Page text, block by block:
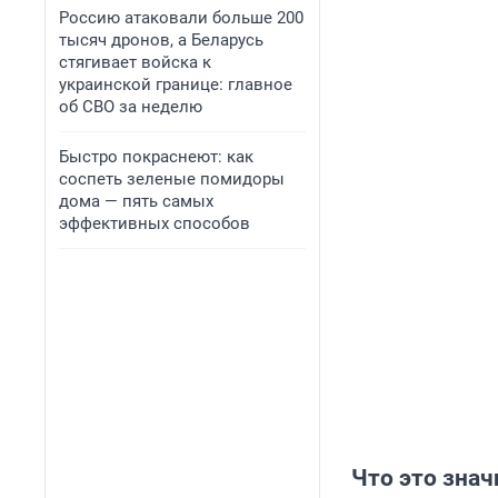
Россию атаковали больше 200
тысяч дронов, а Беларусь
стягивает войска к
украинской границе: главное
об СВО за неделю
Быстро покраснеют: как
соспеть зеленые помидоры
дома — пять самых
эффективных способов
Что это